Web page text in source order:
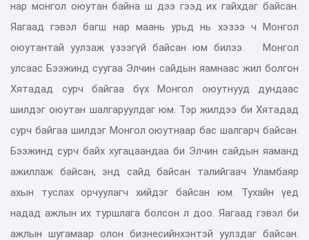
нар монгол оюутан байна ш дээ гээд их гайхдаг байсан.
Яагаад гэвэл багш нар маань урьд нь хэзээ ч Монгол
оюутантай уулзаж үзээгүй байсан юм билээ. Монгол
улсаас Бээжинд суугаа Элчин сайдын яамнаас жил болгон
Хятадад сурч байгаа бүх Монгол оюутнууд дундаас
шилдэг оюутан шалгаруулдаг юм. Тэр жилдээ би Хятадад
сурч байгаа шилдэг Монгол оюутнаар бас шалгарч байсан.
Бээжинд сурч байх хугацаандаа би Элчин сайдын яаманд
ажиллаж байсан, энд сайд байсан талийгаач Уламбаяр
ахын туслах орчуулагч хийдэг байсан юм. Тухайн үед
надад ажлын их туршлага болсон л доо. Яагаад гэвэл би
ажлын шугамаар олон бизнесийнхэнтэй уулздаг байсан.